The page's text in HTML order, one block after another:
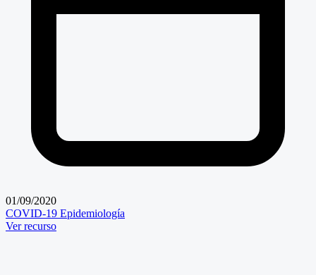
01/09/2020
COVID-19 Epidemiología
Ver recurso